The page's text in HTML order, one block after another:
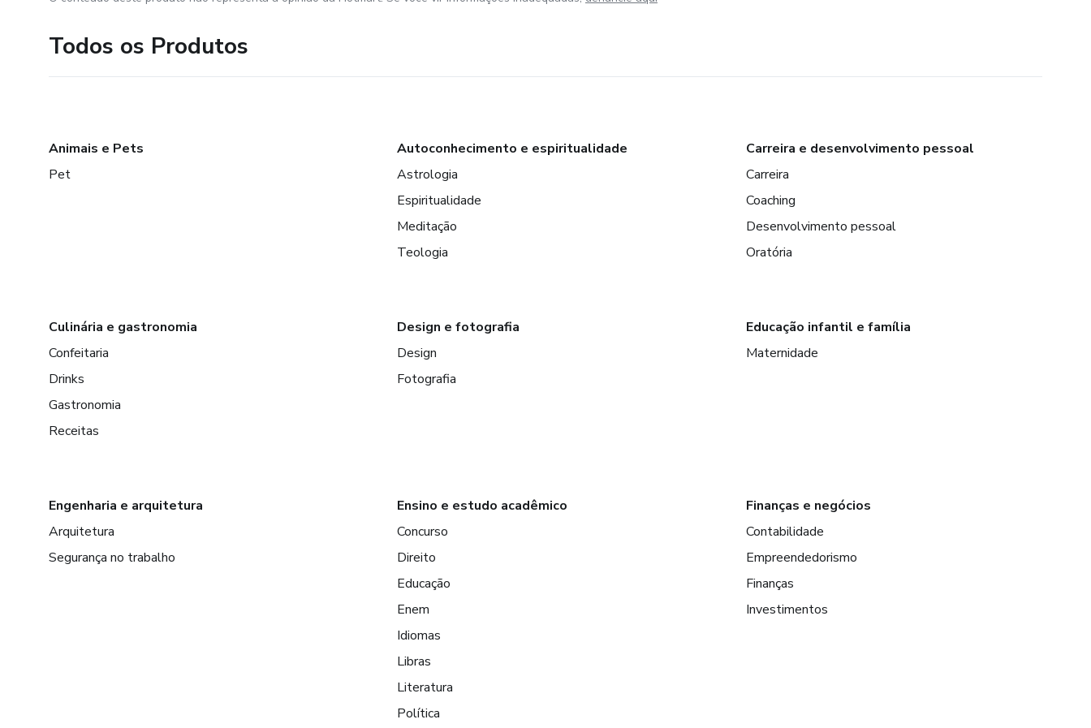
Todos os Produtos
Animais e Pets
Pet
Autoconhecimento e espiritualidade
Astrologia
Espiritualidade
Meditação
Teologia
Carreira e desenvolvimento pessoal
Carreira
Coaching
Desenvolvimento pessoal
Oratória
Culinária e gastronomia
Confeitaria
Drinks
Gastronomia
Receitas
Design e fotografia
Design
Fotografia
Educação infantil e família
Maternidade
Engenharia e arquitetura
Arquitetura
Segurança no trabalho
Ensino e estudo acadêmico
Concurso
Direito
Educação
Enem
Idiomas
Libras
Literatura
Política
Finanças e negócios
Contabilidade
Empreendedorismo
Finanças
Investimentos